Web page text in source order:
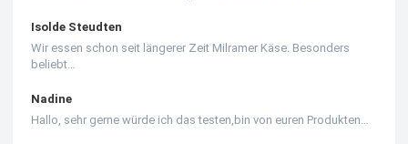
Isolde Steudten
Wir essen schon seit längerer Zeit Milramer Käse. Besonders
beliebt…
Nadine
Hallo, sehr gerne würde ich das testen,bin von euren Produkten…